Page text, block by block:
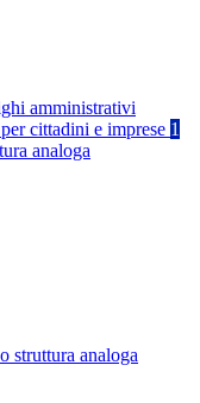
amministrativi
cittadini e imprese 1
analoga
struttura analoga